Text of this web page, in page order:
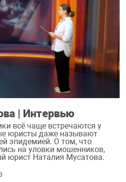
| Интервью
всё чаще встречаются у
юристы даже называют
эпидемией. О том, что
на уловки мошенников,
юрист Наталия Мусатова.